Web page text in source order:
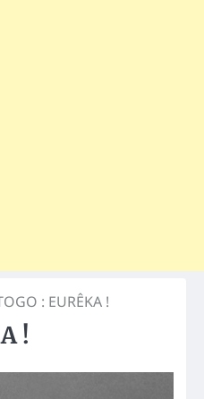
: EURÊKA !
!